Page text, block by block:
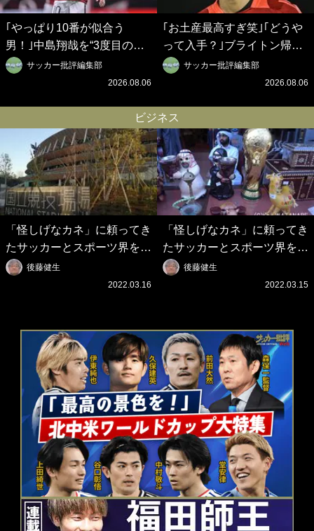
｢やっぱり10番が似合う
男！｣中島翔哉を“3度目の獲
得”ポルティモネンセが歓迎
アニメーションで背番号10
せだね〜｣｢爽やかイケメン｣
サッカー批評編集部
2026.08.06
｢お土産最高すぎ笑｣｢どうや
って入手？｣ブライトン帰還
の三笘薫、同僚に“ポケカ”を
プレゼント！｢薫の笑顔見れ
ル可愛すぎ｣
サッカー批評編集部
2026.08.06
ビジネス
「怪しげなカネ」に頼ってき
たサッカーとスポーツ界を待
つ未来(4)スポーツを「持続
可能」にする「真の投資」の
後藤健生
2022.03.16
「怪しげなカネ」に頼ってき
たサッカーとスポーツ界を待
つ未来(3)「ロシアン・マネ
ー」に続く中東の「オイルマ
後藤健生
2022.03.15